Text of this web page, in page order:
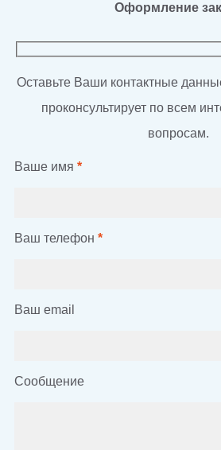
Оформление
Оставьте Ваши контактные
проконсультирует по всем
вопросам.
Ваше имя *
Ваш телефон *
Ваш email
Сообщение